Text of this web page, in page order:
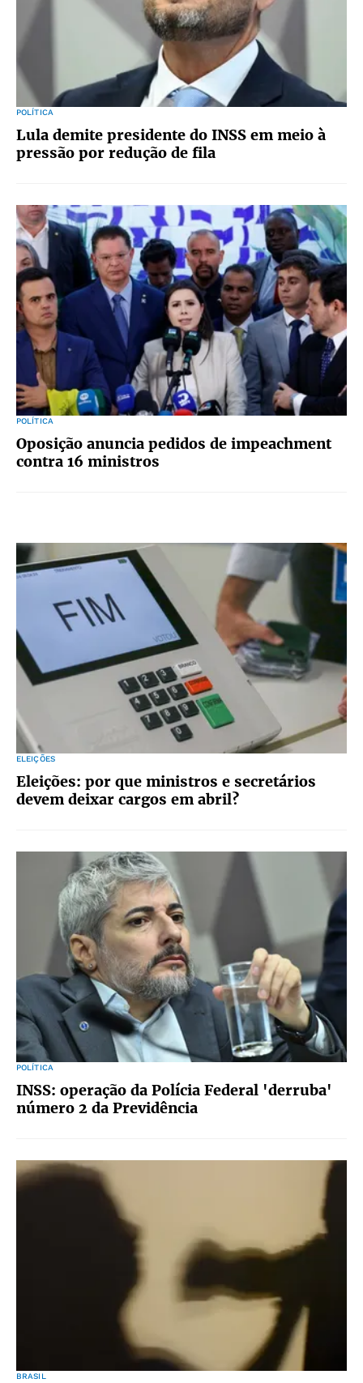
POLÍTICA
Lula demite presidente do INSS em meio à
pressão por redução de fila
POLÍTICA
Oposição anuncia pedidos de impeachment
contra 16 ministros
ELEIÇÕES
Eleições: por que ministros e secretários
devem deixar cargos em abril?
POLÍTICA
INSS: operação da Polícia Federal 'derruba'
número 2 da Previdência
BRASIL